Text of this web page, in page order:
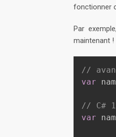
fonctionner
Par
maintenant !
//
var
// C#
var